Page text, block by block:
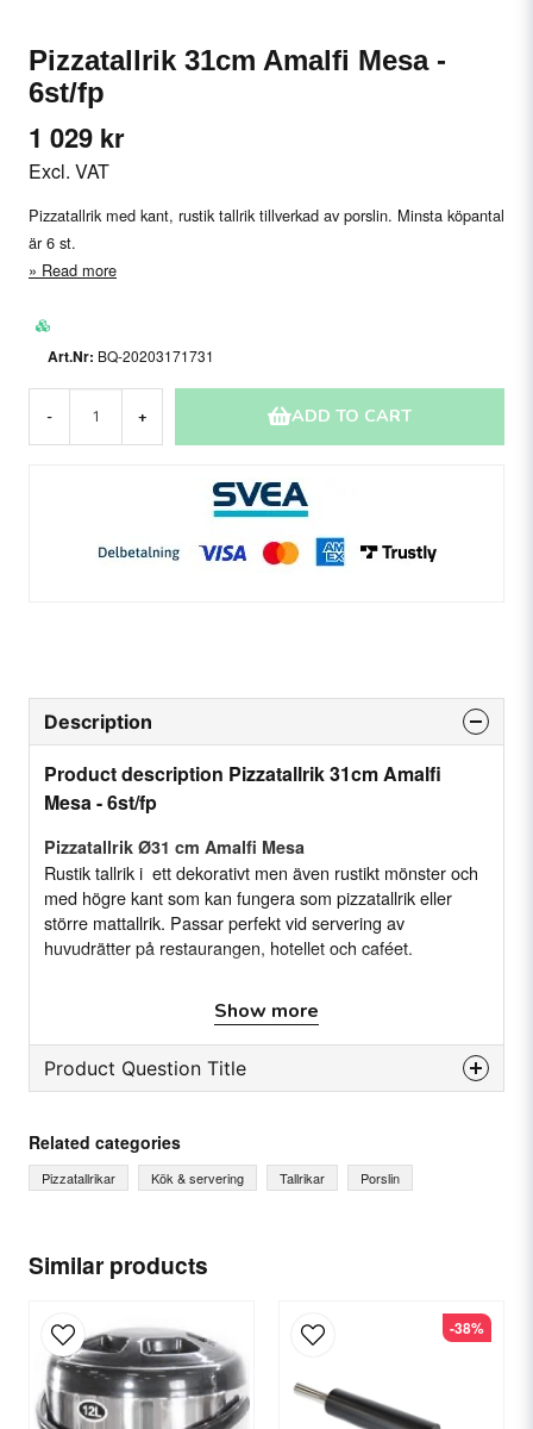
Pizzatallrik 31cm Amalfi Mesa -
6st/fp
1 029 kr
Excl. VAT
Pizzatallrik med kant, rustik tallrik tillverkad av porslin. Minsta köpantal
är 6 st.
Read more
BQ-20203171731
- + ADD TO CART
Similar products
-38%
Description
Product description Pizzatallrik 31cm Amalfi
Mesa - 6st/fp
Pizzatallrik Ø31 cm Amalfi Mesa
Rustik tallrik i ett dekorativt men även rustikt mönster och
med högre kant som kan fungera som pizzatallrik eller
större mattallrik. Passar perfekt vid servering av
huvudrätter på restaurangen, hotellet och caféet.
Tillverkat av porslin tåligt mot kantstötningar
Specifikation
Material: Porslin
Show more
Product Question Title
Ask us something about this product...
Name
email
Email
Related categories
Pizzatallrikar Kök & servering Tallrikar Porslin